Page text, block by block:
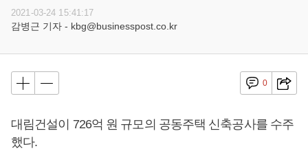
2021-03-24 15:41:17
감병근 기자 - kbg@businesspost.co.kr
0
대림건설이 726억 원 규모의 공동주택 신축공사를 수주
했다.